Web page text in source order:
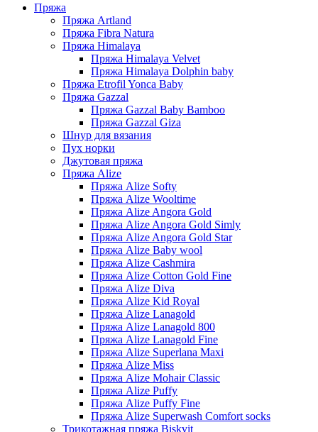
Пряжа
Пряжа Artland
Пряжа Fibra Natura
Пряжа Himalaya
Пряжа Himalaya Velvet
Пряжа Himalaya Dolphin baby
Пряжа Etrofil Yonca Baby
Пряжа Gazzal
Пряжа Gazzal Baby Bamboo
Пряжа Gazzal Giza
Шнур для вязания
Пух норки
Джутовая пряжа
Пряжа Alize
Пряжа Alize Softy
Пряжа Alize Wooltime
Пряжа Alize Angora Gold
Пряжа Alize Angora Gold Simly
Пряжа Alize Angora Gold Star
Пряжа Alize Baby wool
Пряжа Alize Cashmira
Пряжа Alize Cotton Gold Fine
Пряжа Alize Diva
Пряжа Alize Kid Royal
Пряжа Alize Lanagold
Пряжа Alize Lanagold 800
Пряжа Alize Lanagold Fine
Пряжа Alize Superlana Maxi
Пряжа Alize Miss
Пряжа Alize Mohair Classic
Пряжа Alize Puffy
Пряжа Alize Puffy Fine
Пряжа Alize Superwash Comfort socks
Трикотажная пряжа Biskvit